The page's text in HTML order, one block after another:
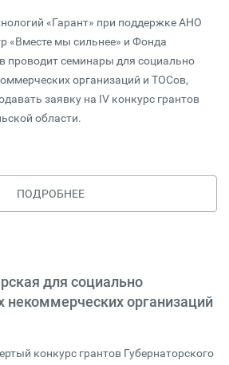
«Гарант» при поддержке АНО
«Вместе мы сильнее» и Фонда
проводит семинары для социально
организаций и ТОСов,
заявку на IV конкурс грантов
области.
ПОДРОБНЕЕ
для социально
некоммерческих организаций
конкурс грантов Губернаторского